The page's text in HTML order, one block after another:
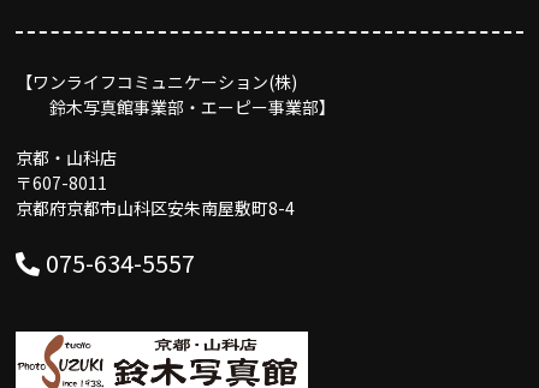
【ワンライフコミュニケーション(株)
鈴木写真館事業部・エーピー事業部】
京都・山科店
〒607-8011
京都府京都市山科区安朱南屋敷町8-4
075-634-5557